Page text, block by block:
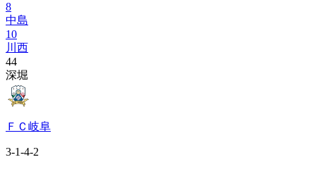
8
中島
10
川西
44
深堀
ＦＣ岐阜
3-1-4-2